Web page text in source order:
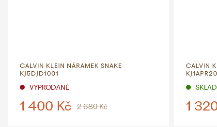
CALVIN KLEIN NÁRAMEK SNAKE
KJ5DJD1001
VYPRODANÉ
1 400 Kč 2 680 Kč
CALVIN
1